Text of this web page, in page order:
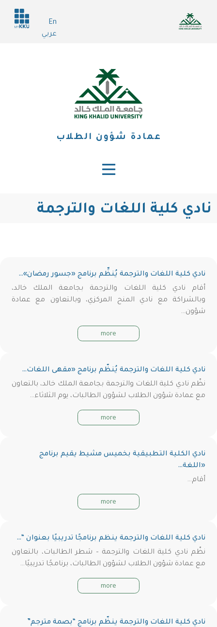
المحتوى
En
عربي
Header
services
عمادة شؤون الطلاب
نادي كلية اللغات والترجمة
نادي كلية اللغات والترجمة يُنظِّم برنامج «جسور رمضان»…
أقام نادي كلية اللغات والترجمة بجامعة الملك خالد،
وبالشراكة مع نادي المنح المركزي، وبالتعاون مع عمادة
شؤون…
more
نادي كلية اللغات والترجمة يُنظّم برنامج «مقهى اللغات…
نظّم نادي كلية اللغات والترجمة بجامعة الملك خالد، بالتعاون
مع عمادة شؤون الطلاب لشؤون الطالبات، يوم الثلاثاء…
more
نادي الكلية التطبيقية بخميس مشيط يقيم برنامج
«اللغة…
أقام…
more
نادي كلية اللغات والترجمة ينظم برنامجًا تدريبيًا بعنوان “…
نظّم نادي كلية اللغات والترجمة – شطر الطالبات، بالتعاون
مع عمادة شؤون الطلاب لشؤون الطالبات، برنامجًا تدريبيًا…
more
نادي كلية اللغات والترجمة ينظّم برنامج “بصمة مترجم”